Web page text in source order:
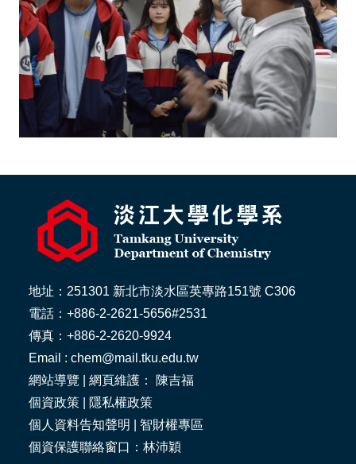
地址：251301 新北市淡水區英專路151號 C306
電話：+886-2-2621-5656#2531
傳真：+886-2-2620-9924
Email : chem@mail.tku.edu.tw
網站導覽 | 網頁維護： 陳吉福
個資政策
隱私權政策
個人資料告知聲明
智財權專區
個資保護聯絡窗口：林沛穎